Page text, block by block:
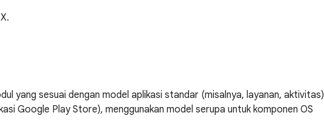
yang sesuai dengan model aplikasi standar (misalnya, layanan, aktivitas)
Google Play Store), menggunakan model serupa untuk komponen OS